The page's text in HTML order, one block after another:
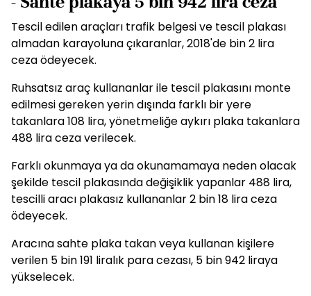
Tescil edilen araçları trafik belgesi ve tescil plakası
almadan karayoluna çıkaranlar, 2018'de bin 2 lira
ceza ödeyecek.
Ruhsatsız araç kullananlar ile tescil plakasını monte
edilmesi gereken yerin dışında farklı bir yere
takanlara 108 lira, yönetmeliğe aykırı plaka takanlara
488 lira ceza verilecek.
Farklı okunmaya ya da okunamamaya neden olacak
şekilde tescil plakasında değişiklik yapanlar 488 lira,
tescilli aracı plakasız kullananlar 2 bin 18 lira ceza
ödeyecek.
Aracına sahte plaka takan veya kullanan kişilere
verilen 5 bin 191 liralık para cezası, 5 bin 942 liraya
yükselecek.